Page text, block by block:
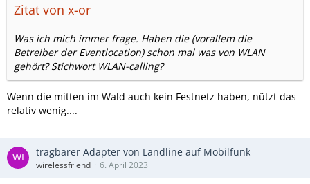
Zitat von x-or
Was ich mich immer frage. Haben die (vorallem die
Betreiber der Eventlocation) schon mal was von WLAN
gehört? Stichwort WLAN-calling?
Wenn die mitten im Wald auch kein Festnetz haben, nützt das
relativ wenig....
tragbarer Adapter von Landline auf Mobilfunk
wirelessfriend 6. April 2023